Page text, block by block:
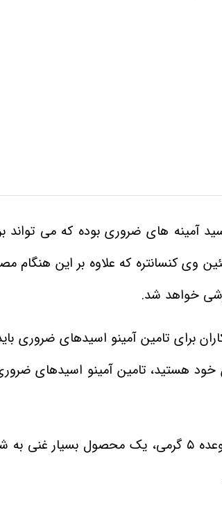
با بهره‌ مندی از اسید آمینه های ضروری بوده که می‌
وی کنسانتره که علاوه بر این هنگام
خواهد شد.
برای تامین آمینو اسیدهای ضروری
خود هستید، تامین آمینو اسیدهای
مکمل آمینو اکسپرس فانتوم نوتریشن با بهره‌ مندی از ۵ گرم آمینوی خالص در هر وعده ۵ گرمی، یک محصول بسیار